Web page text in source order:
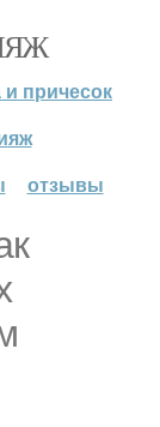
причесок
отзывы